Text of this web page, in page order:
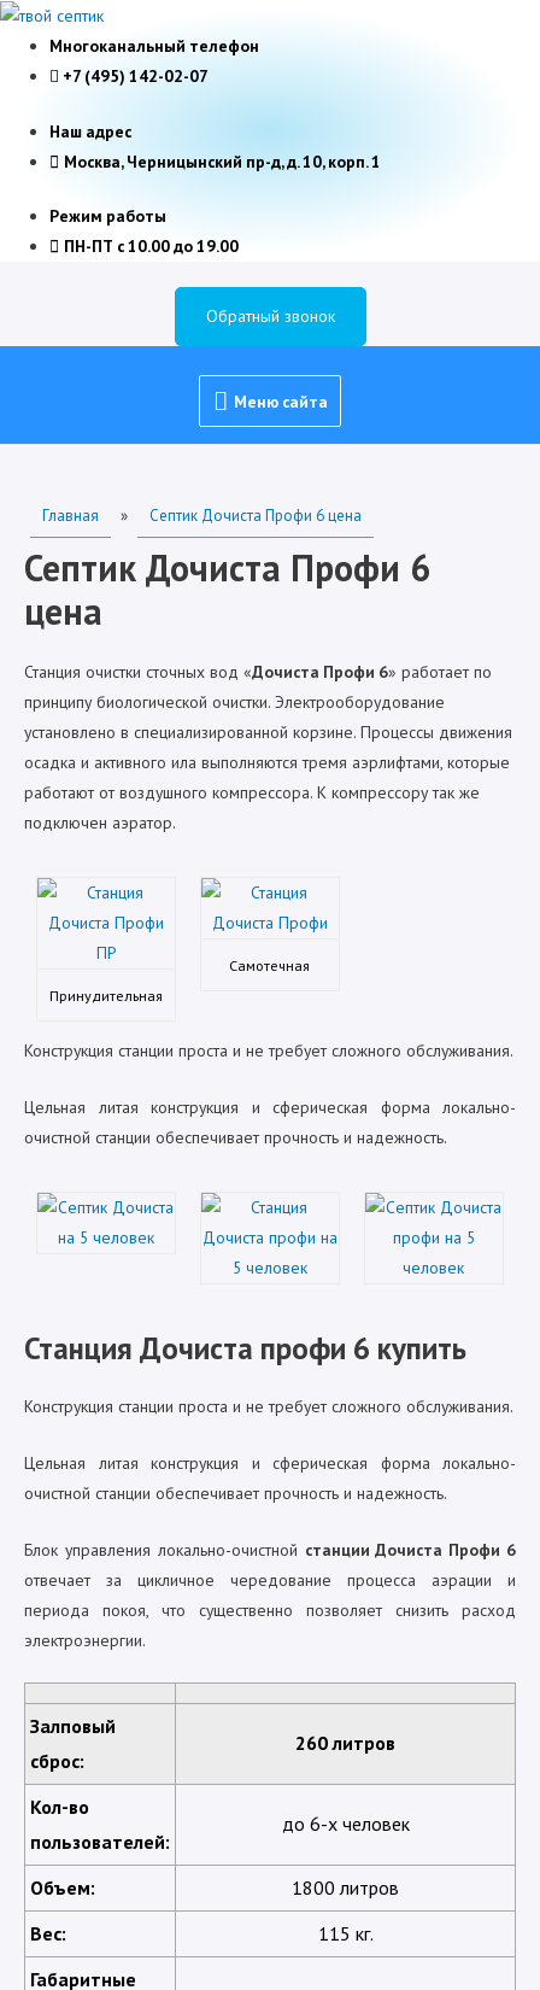
Многоканальный телефон
+7 (495) 142-02-07
Наш адрес
Москва, Черницынский пр-д, д. 10, корп. 1
Режим работы
ПН-ПТ с 10.00 до 19.00
Обратный звонок
Меню
сайта
Меню сайта
Главная » Септик Дочиста Профи 6 цена
Септик Дочиста Профи 6
цена
Станция очистки сточных вод «Дочиста Профи 6» работает по
принципу биологической очистки. Электрооборудование
установлено в специализированной корзине. Процессы движения
осадка и активного ила выполняются тремя аэрлифтами, которые
работают от воздушного компрессора. К компрессору так же
подключен аэратор.
Принудительная
Самотечная
Конструкция станции проста и не требует сложного обслуживания.
Цельная литая конструкция и сферическая форма локально-
очистной станции обеспечивает прочность и надежность.
Станция Дочиста профи 6 купить
Конструкция станции проста и не требует сложного обслуживания.
Цельная литая конструкция и сферическая форма локально-
очистной станции обеспечивает прочность и надежность.
Блок управления локально-очистной станции Дочиста Профи 6
отвечает за цикличное чередование процесса аэрации и
периода покоя, что существенно позволяет снизить расход
электроэнергии.
Залповый
сброс:
260 литров
Кол-во
пользователей:
до 6-х человек
Объем:
1800 литров
Вес:
115 кг.
Габаритные